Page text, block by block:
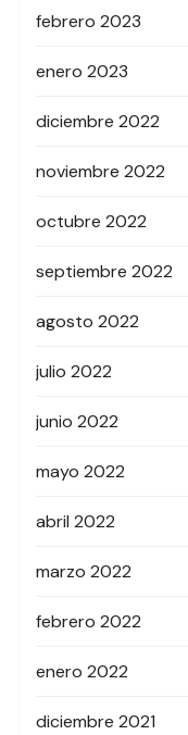
febrero 2023
enero 2023
diciembre 2022
noviembre 2022
octubre 2022
septiembre 2022
agosto 2022
julio 2022
junio 2022
mayo 2022
abril 2022
marzo 2022
febrero 2022
enero 2022
diciembre 2021